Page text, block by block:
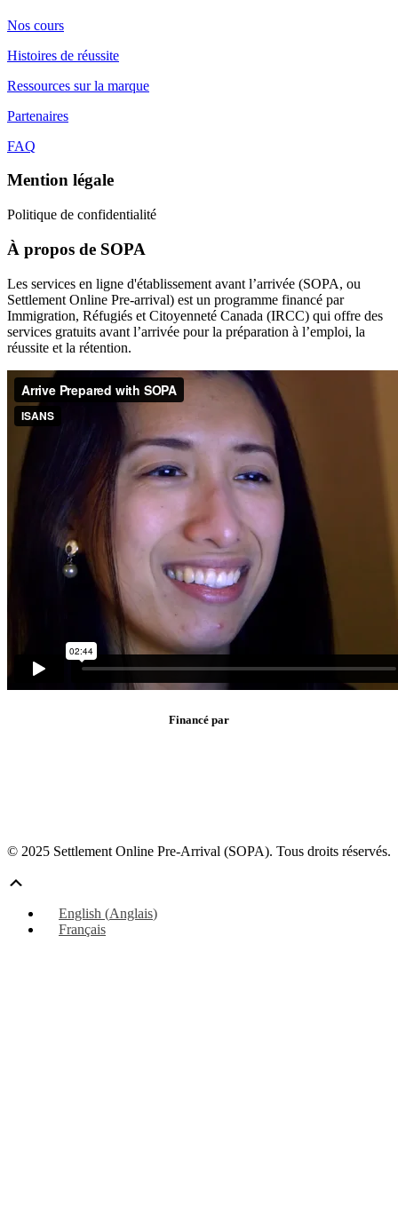
Nos cours
Histoires de réussite
Ressources sur la marque
Partenaires
FAQ
Mention légale
Politique de confidentialité
À propos de SOPA
Les services en ligne d'établissement avant l’arrivée (SOPA, ou
Settlement Online Pre-arrival) est un programme financé par
Immigration, Réfugiés et Citoyenneté Canada (IRCC) qui offre des
services gratuits avant l’arrivée pour la préparation à l’emploi, la
réussite et la rétention.
Financé par
© 2025 Settlement Online Pre-Arrival (SOPA). Tous droits réservés.
le
haut
English (Anglais)
Français